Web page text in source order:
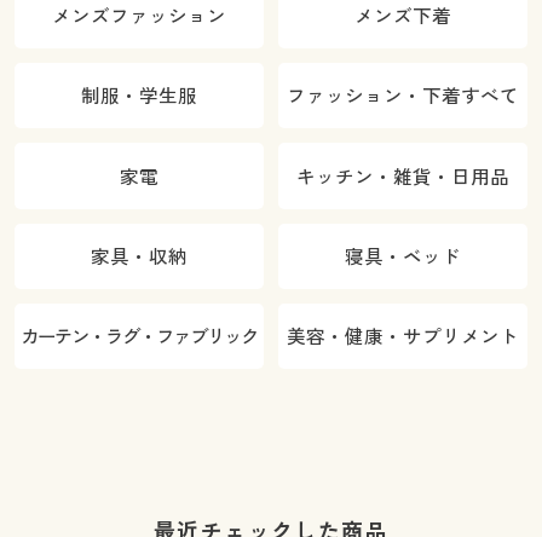
メンズファッション メンズ下着
制服・学生服 ファッション・下着すべて
家電 キッチン・雑貨・日用品
家具・収納 寝具・ベッド
カーテン・ラグ・ファブリック 美容・健康・サプリメント
最近チェックした商品